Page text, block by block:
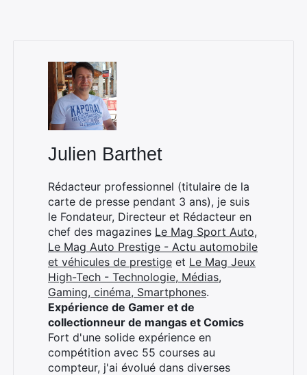
Julien Barthet
Rédacteur professionnel (titulaire de la
carte de presse pendant 3 ans), je suis
le Fondateur, Directeur et Rédacteur en
chef des magazines Le Mag Sport Auto,
Le Mag Auto Prestige - Actu automobile
et véhicules de prestige et Le Mag Jeux
High-Tech - Technologie, Médias,
Gaming, cinéma, Smartphones.
Expérience de Gamer et de
collectionneur de mangas et Comics
Fort d'une solide expérience en
compétition avec 55 courses au
compteur, j'ai évolué dans diverses